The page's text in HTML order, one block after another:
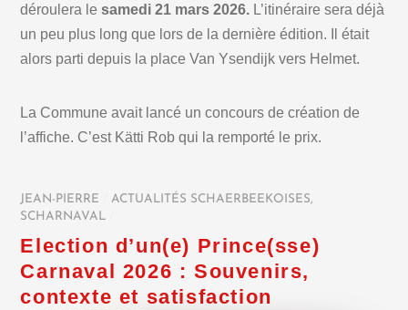
déroulera lesamedi 21 mars 2026. L’itinéraire sera déjà
un peu plus long que lors de la dernière édition. Il était
alors parti depuis la place Van Ysendijk vers Helmet.
La Commune avait lancé un concours de création de
l’affiche. C’est Kätti Rob qui la remporté le prix.
JEAN-PIERRE ACTUALITÉS SCHAERBEEKOISES,
SCHARNAVAL
Election d’un(e) Prince(sse)
Carnaval 2026 : Souvenirs,
contexte et satisfaction